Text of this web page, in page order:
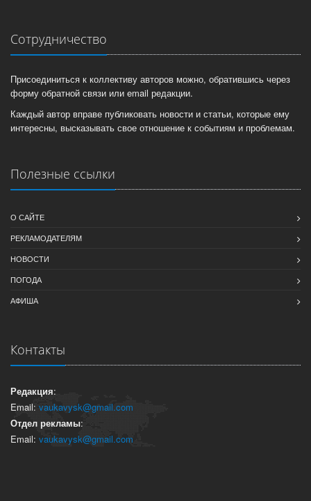
Сотрудничество
Присоединиться к коллективу авторов можно, обратившись через
форму обратной связи или email редакции.
Каждый автор вправе публиковать новости и статьи, которые ему
интересны, высказывать свое отношение к событиям и проблемам.
Полезные ссылки
О САЙТЕ
РЕКЛАМОДАТЕЛЯМ
НОВОСТИ
ПОГОДА
АФИША
Контакты
Редакция:
Email: vaukavysk@gmail.com
Отдел рекламы:
Email: vaukavysk@gmail.com